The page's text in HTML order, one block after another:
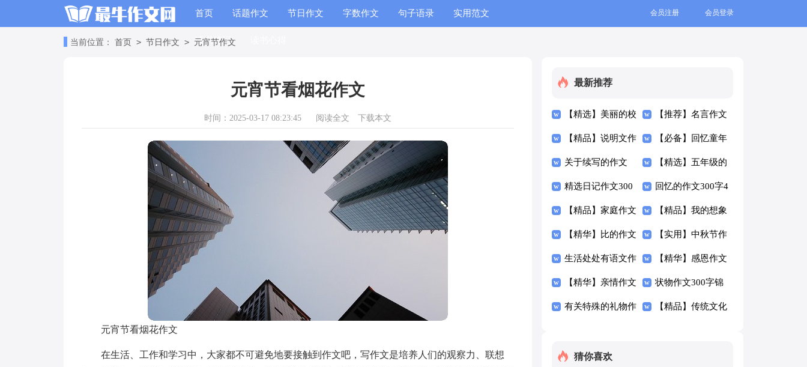
首页 话题作文 节日作文 字数作文 句子语录 实用范文
读书笔记
会员登录
会员注册
当前位置： 首页 > 节日作文 > 元宵节作文
元宵节看烟花作文
时间：2025-03-17 08:23:45 阅读全文 下载本文
元宵节看烟花作文
在生活、工作和学习中，大家都不可避免地要接触到作文吧，写作文是培养人们的观察力、联想
最新推荐
【精选】美丽的校
园作文300字5篇
【推荐】名言作文
300字10篇
【精品】说明文作
文300字锦集7篇
【必备】回忆童年
作文300字4篇
关于续写的作文
300字合集八篇
【精选】五年级的
作文300字汇总9篇
精选日记作文300
字汇总五篇
回忆的作文300字4
篇
【精品】家庭作文
300字四篇
【精品】我的想象
作文300字3篇
【精华】比的作文
300字三篇
【实用】中秋节作
文300字集合八篇
生活处处有语文作
文300字锦集7篇
【精华】感恩作文
300字六篇
【精华】亲情作文
300字3篇
状物作文300字锦
集五篇
有关特殊的礼物作 【精品】传统文化
猜你喜欢